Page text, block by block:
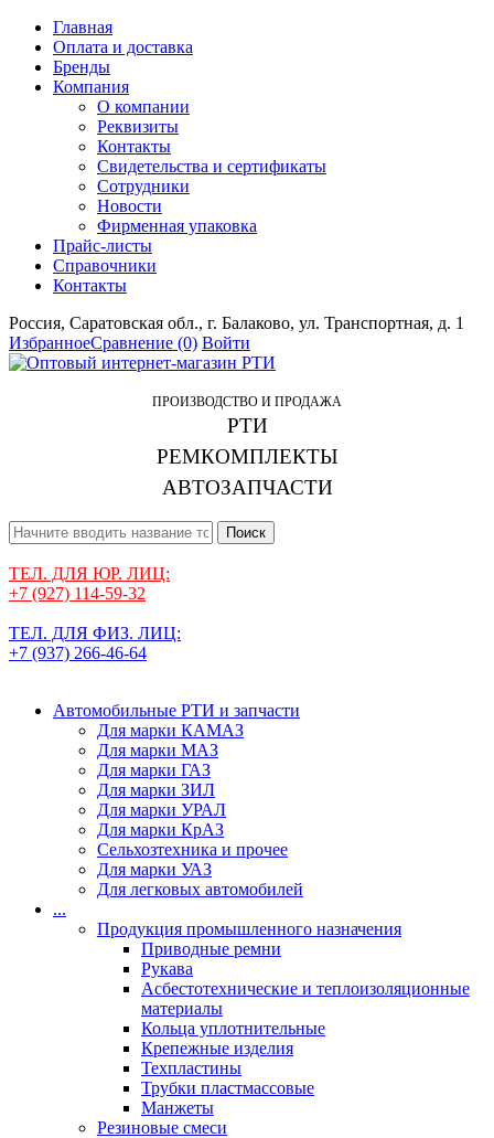
Главная
Оплата и доставка
Бренды
Компания
О компании
Реквизиты
Контакты
Свидетельства и сертификаты
Сотрудники
Новости
Фирменная упаковка
Прайс-листы
Справочники
Контакты
Россия, Саратовская обл., г. Балаково, ул. Транспортная, д. 1
ИзбранноеСравнение (0) Войти
ПРОИЗВОДСТВО И ПРОДАЖА
РТИ
РЕМКОМПЛЕКТЫ
АВТОЗАПЧАСТИ
Поиск
ТЕЛ. ДЛЯ ЮР. ЛИЦ:
+7 (927) 114-59-32
ТЕЛ. ДЛЯ ФИЗ. ЛИЦ:
+7 (937) 266-46-64
Автомобильные РТИ и запчасти
Для марки КАМАЗ
Для марки МАЗ
Для марки ГАЗ
Для марки ЗИЛ
Для марки УРАЛ
Для марки КрАЗ
Сельхозтехника и прочее
Для марки УАЗ
Для легковых автомобилей
...
Продукция промышленного назначения
Приводные ремни
Рукава
Асбестотехнические и теплоизоляционные
материалы
Кольца уплотнительные
Крепежные изделия
Техпластины
Трубки пластмассовые
Манжеты
Резиновые смеси